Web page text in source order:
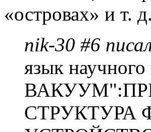
«островах» и т. д.
nik-30 #6
язык
СТРУКТУРА